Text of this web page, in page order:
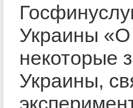
Украины «О
некоторые
Украины,